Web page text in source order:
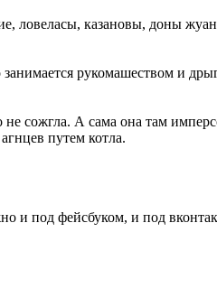
ловеласы, казановы, доны
рукомашеством и
сожгла. А сама она там
путем котла.
и под фейсбуком, и под